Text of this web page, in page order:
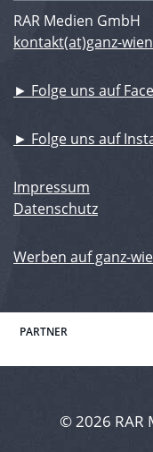
RAR Medien GmbH
kontakt(at)ganz-
► Folge uns auf
► Folge uns auf
Impressum
Datenschutz
Werben auf ganz-
PARTNER
© 2026 RAR